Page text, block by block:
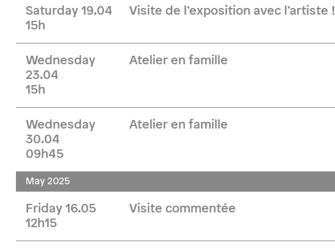
Saturday 19.04
15h
Visite de l’exposition avec l’artiste !
Wednesday
23.04
15h
Atelier en famille
Wednesday
30.04
09h45
Atelier en famille
May 2025
Friday 16.05
12h15
Visite commentée